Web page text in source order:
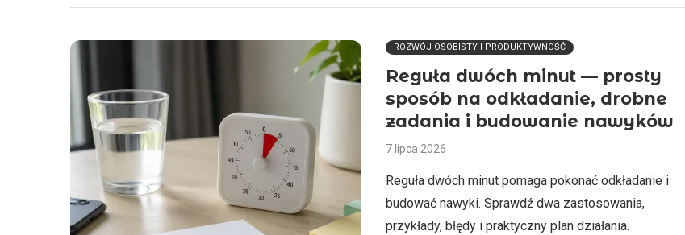
ROZWÓJ OSOBISTY I PRODUKTYWNOŚĆ
Reguła dwóch minut — prosty
sposób na odkładanie, drobne
zadania i budowanie nawyków
7 lipca 2026
Reguła dwóch minut pomaga pokonać odkładanie i
budować nawyki. Sprawdź dwa zastosowania,
przykłady, błędy i praktyczny plan działania.